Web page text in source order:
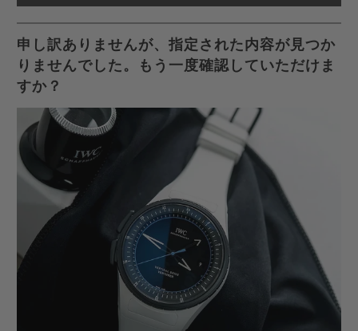
申し訳ありませんが、指定された内容が見つか
りませんでした。もう一度確認していただけま
すか？